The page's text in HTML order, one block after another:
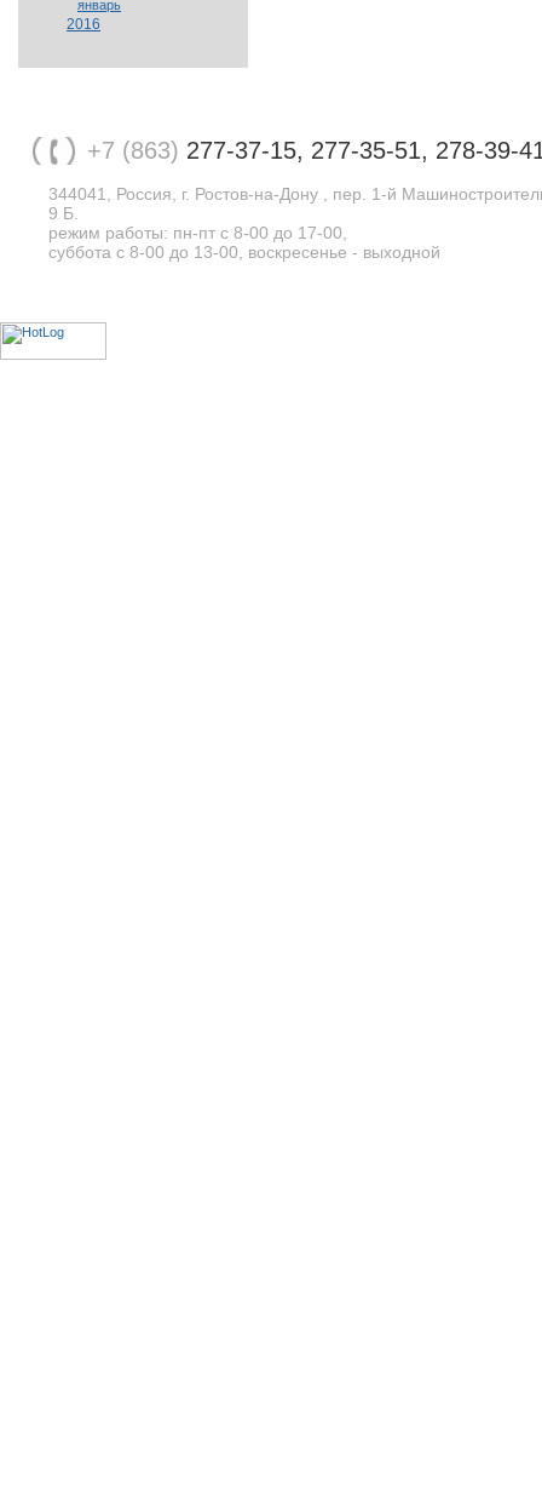
январь
2016
+7 (863) 277-37-15, 277-35-51, 278-39-
344041, Россия, г. Ростов-на-Дону , пер. 1-й
9 Б.
режим работы: пн-пт с 8-00 до 17-00,
суббота с 8-00 до 13-00, воскресенье - выходной